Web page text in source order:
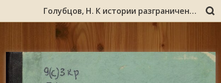
Голубцов, Н. К истории разграничения России с Норвегией/ Н. Голубцов. – [Архангельск : Типо-литография В. А. Черепанова, 1910]. – 44 с.